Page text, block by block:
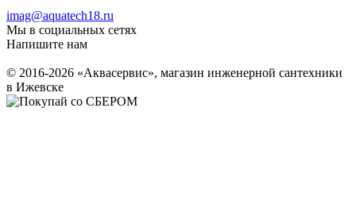
imag@aquatech18.ru
Мы в социальных сетях
Напишите нам
© 2016-2026 «Аквасервис», магазин инженерной сантехники
в Ижевске